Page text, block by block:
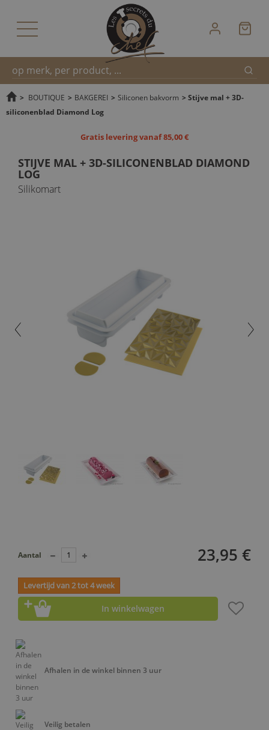
Snel
> BOUTIQUE > BAKGEREI > Siliconen bakvorm > Stijve mal + 3D-
siliconenblad Diamond Log
Gratis levering vanaf 85,00 €
STIJVE MAL + 3D-SILICONENBLAD DIAMOND
LOG
Silikomart
23,95 €
Aantal
Levertijd van 2 tot 4 week
In winkelwagen
Afhalen in de winkel binnen 3 uur
Veilig betalen